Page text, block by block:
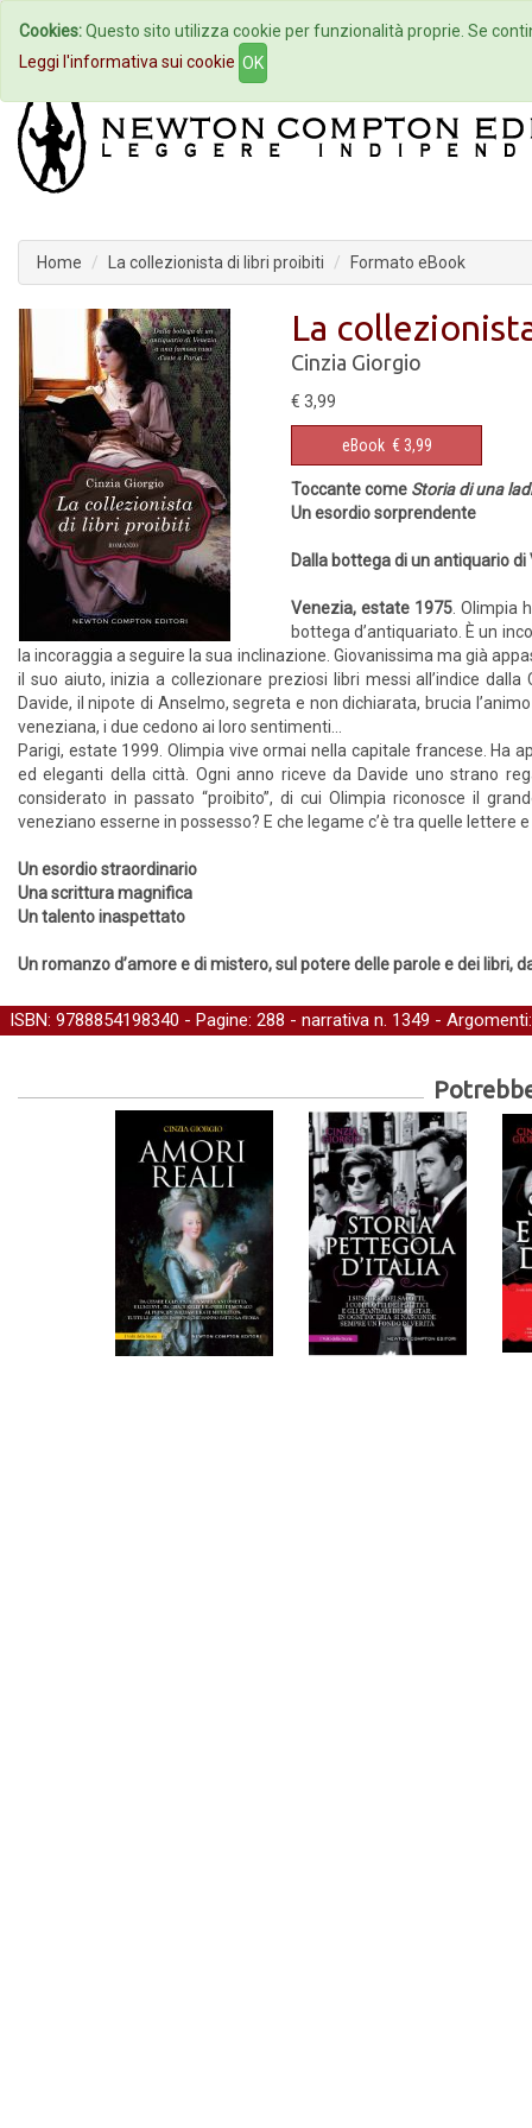
Home Autori Eventi
Home La collezionista di libri proibiti Formato eBook
La
Cinzia Giorgio
€ 3,99
eBook € 3,99
Toccante come Storia di una
Un esordio sorprendente
Dalla bottega di un antiquario
Venezia, estate 1975 . Olimpia
bottega d’antiquariato. È un
la incoraggia a seguire la sua inclinazione. Giovanissima ma già
il suo aiuto, inizia a collezionare preziosi libri messi all’indice
Davide, il nipote di Anselmo, segreta e non dichiarata, brucia
veneziana, i due cedono ai loro sentimenti…
Parigi, estate 1999. Olimpia vive ormai nella capitale francese. Ha
ed eleganti della città. Ogni anno riceve da Davide uno strano
considerato in passato “proibito”, di cui Olimpia riconosce il
veneziano esserne in possesso? E che legame c’è tra quelle lettere
Un esordio straordinario
Una scrittura magnifica
Un talento inaspettato
Un romanzo d’amore e di mistero, sul potere delle parole e dei libri,
ISBN: 9788854198340 - Pagine: 288 - narrativa n. 1349 -
Cookies:Questo sito utilizza cookie per funzionalità proprie. Se
Leggi l'informativa sui cookie OK